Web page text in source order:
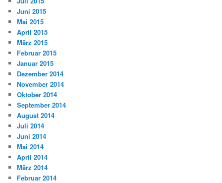
Juni 2015
Mai 2015
April 2015
März 2015
Februar 2015
Januar 2015
Dezember 2014
November 2014
Oktober 2014
September 2014
August 2014
Juli 2014
Juni 2014
Mai 2014
April 2014
März 2014
Februar 2014